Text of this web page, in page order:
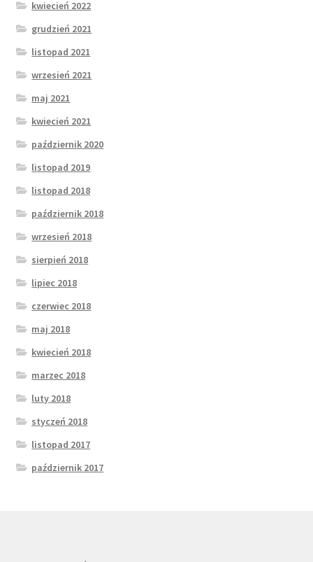
kwiecień 2022
grudzień 2021
listopad 2021
wrzesień 2021
maj 2021
kwiecień 2021
październik 2020
listopad 2019
listopad 2018
październik 2018
wrzesień 2018
sierpień 2018
lipiec 2018
czerwiec 2018
maj 2018
kwiecień 2018
marzec 2018
luty 2018
styczeń 2018
listopad 2017
październik 2017